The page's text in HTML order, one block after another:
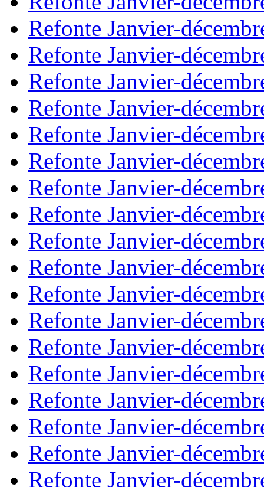
Refonte Janvier-
Refonte Janvier-
Refonte Janvier-
Refonte Janvier-
Refonte Janvier-
Refonte Janvier-
Refonte Janvier-
Refonte Janvier-
Refonte Janvier-
Refonte Janvier-
Refonte Janvier-
Refonte Janvier-
Refonte Janvier-
Refonte Janvier-
Refonte Janvier-
Refonte Janvier-
Refonte Janvier-
Refonte Janvier-